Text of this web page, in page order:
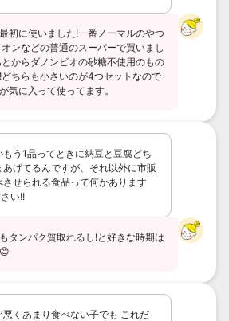
初に使いました!一番ノーマルのやつ
ンなどの普通のスーパーで買いまし
からダノンビオの砂糖不使用のもの
ちらも小さいのが4つセットなので
気に入って使ってます。
う1品ってときに納豆と豆腐どち
あげてるんですが、それ以外に市販
せられる食品って何かあります
い!!
タンパク質取れるし!と好きな時期は
くあまり食べない子でも これだ